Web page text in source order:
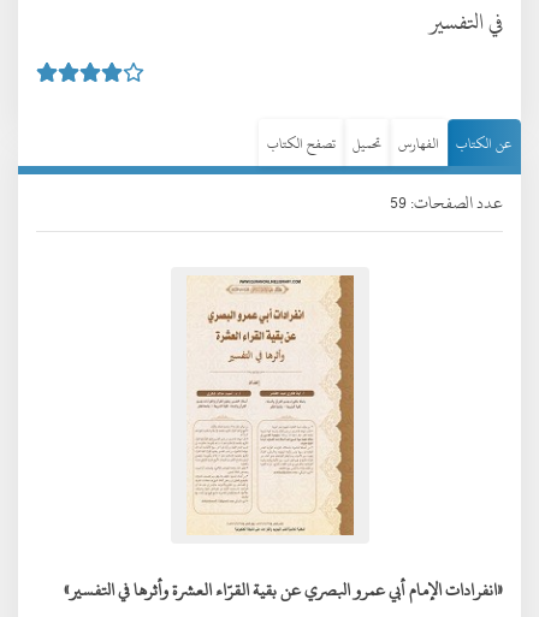
في التفسير
عن الكتاب الفهارس تحميل تصفح الكتاب
عدد الصفحات: 59
«انفرادات الإمام أبي عمرو البصري عن بقية القرّاء العشرة وأثرها في التفسير»